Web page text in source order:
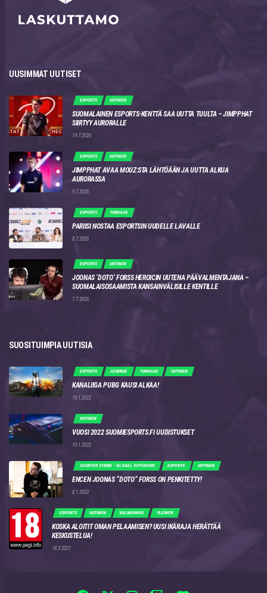
UUSIMMAT UUTISET
ESPORTS UUTINEN
SUOMALAINEN ESPORTS-KENTTÄ SAA UUTTA TUULTA – JIMPPHAT
SIIRTYY AURORALLE
19.7.2026
ESPORTS UUTINEN
JIMPPHAT AVAA MOUZ:STA LÄHTÖÄÄN JA UUTTA ALKUA
AURORASSA
9.7.2026
ESPORTS TURNAUS
PARIISI NOSTAA ESPORTSIN UUDELLE LAVALLE
8.7.2026
ESPORTS UUTINEN
JOONAS ‘DOTO’ FORSS HEROICIN UUTENA PÄÄVALMENTAJANA –
SUOMALAISOSAAMISTA KANSAINVÄLISILLE KENTILLE
7.7.2026
SUOSITUIMPIA UUTISIA
ESPORTS JOUKKUE TURNAUS UUTINEN
KANALIIGA PUBG KAUSI ALKAA!
10.1.2022
UUTINEN
VUOSI 2022 SUOMIESPORTS.FI UUDISTUKSET
10.1.2022
COUNTER STRIKE - GLOBAL OFFENSIVE ESPORTS UUTINEN
ENCEN JOONAS “DOTO” FORSS ON PENKITETTY!
8.1.2022
ESPORTS UUTINEN VALMENNUS YLEINEN
KOSKA ALOITIT OMAN PELAAMISEN? UUSI IKÄRAJA HERÄTTÄÄ
KESKUSTELUA!
18.3.2021